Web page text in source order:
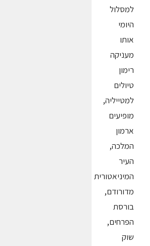
למסלול
היומי
אותו
מעניקה
רימון
טיולים
למטייליה,
מופיעים
ארמון
המלכה,
העיר
המיניאטורית
מדורודם,
בורסת
הפרחים,
שוק